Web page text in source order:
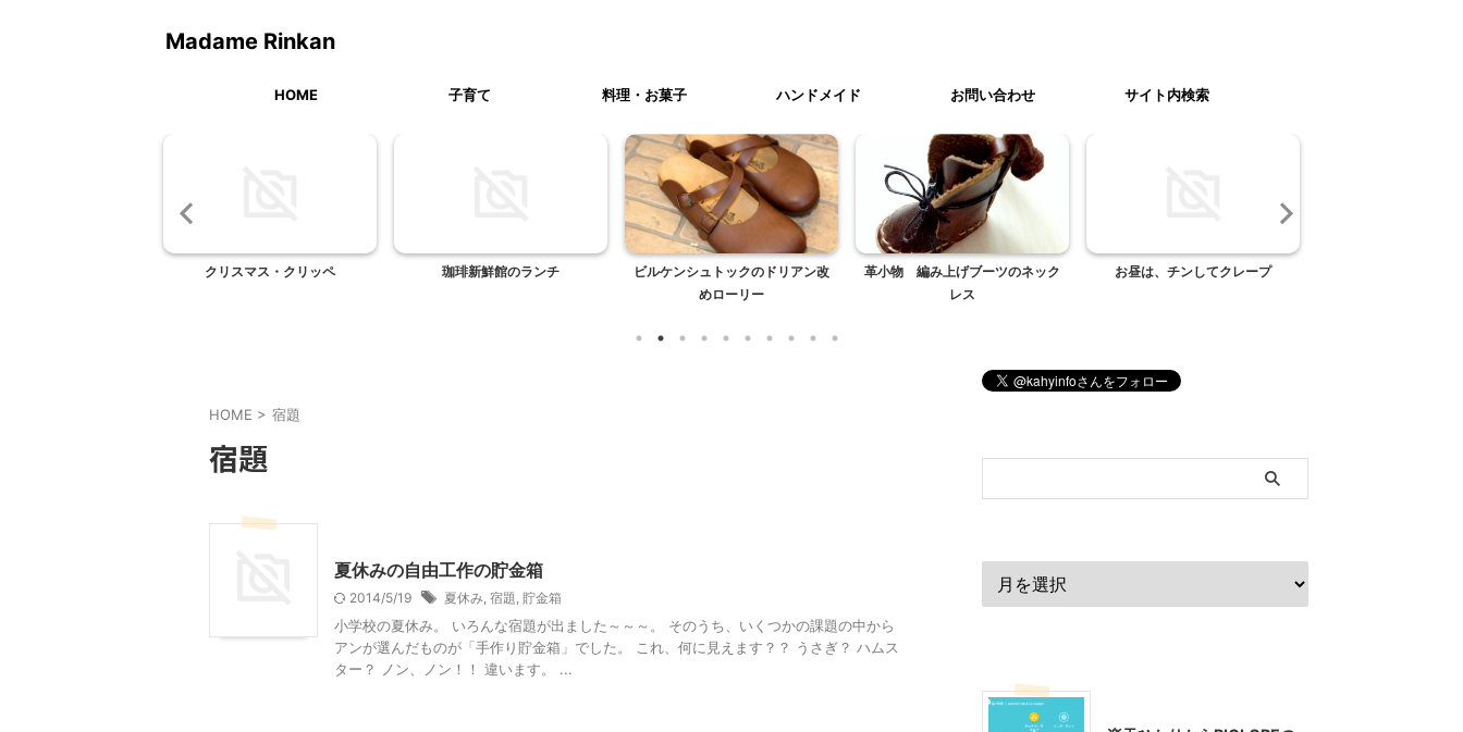
Madame Rinkan
HOME 子育て 料理・お菓子 ハンドメイド お問い合わせ サイト内検索
クリスマス・クリッペ 珈琲新鮮館のランチ
ビルケンシュトックのドリアン改
めローリー
革小物 編み上げブーツのネック
レス
お昼は、チンしてクレープ
HOME > 宿題
宿題
夏休みの自由工作の貯金箱
2014/5/19 夏休み 宿題 貯金箱
小学校の夏休み。 いろんな宿題が出ました～～～。 そのうち、いくつかの課題の中から
アンが選んだものが「手作り貯金箱」でした。 これ、何に見えます？？ うさぎ？ ハムス
ター？ ノン、ノン！！ 違います。 ...